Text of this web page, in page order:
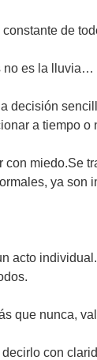
de
no es la
decisión
a tiempo o
con miedo.Se
ya son
acto
que nunca,
con